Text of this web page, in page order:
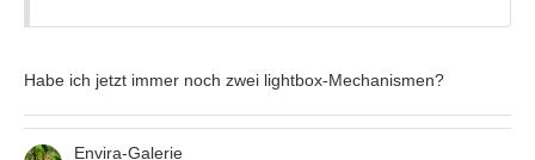
Habe ich jetzt immer noch zwei lightbox-Mechanismen?
Envira-Galerie